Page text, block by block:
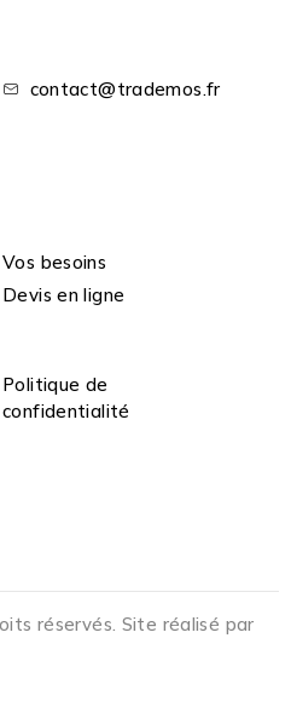
contact@trademos.fr
Vos besoins
Devis en ligne
Politique de
confidentialité
réservés. Site réalisé par